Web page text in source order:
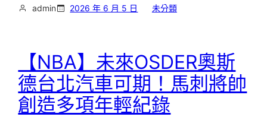
admin 2026 年 6 月 5 日 未分類
【NBA】未來OSDER奧斯
德台北汽車可期！馬刺將帥
創造多項年輕紀錄